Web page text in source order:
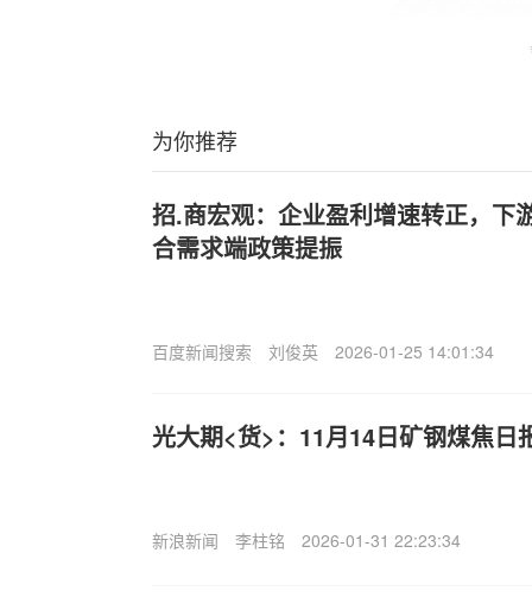
为你推荐
招.商宏观：企业盈利增速转正，下
合需求端政策提振
百度新闻搜索 刘俊英 2026-01-25 14:01:34
光大期<货>：11月14日矿钢煤焦日
新浪新闻 李柱铭 2026-01-31 22:23:34